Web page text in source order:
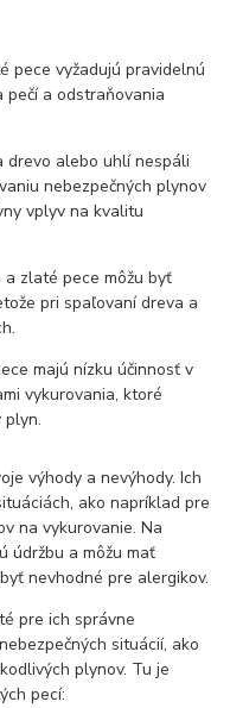
pece vyžadujú pravidelnú
pečí a odstraňovania
drevo alebo uhlí nespáli
nebezpečných plynov
vplyv na kvalitu
zlaté pece môžu byť
pri spaľovaní dreva a
majú nízku účinnosť v
vykurovania, ktoré
plyn.
výhody a nevýhody. Ich
ako napríklad pre
na vykurovanie. Na
údržbu a môžu mať
nevhodné pre alergikov.
pre ich správne
situácií, ako
plynov. Tu je
pecí: